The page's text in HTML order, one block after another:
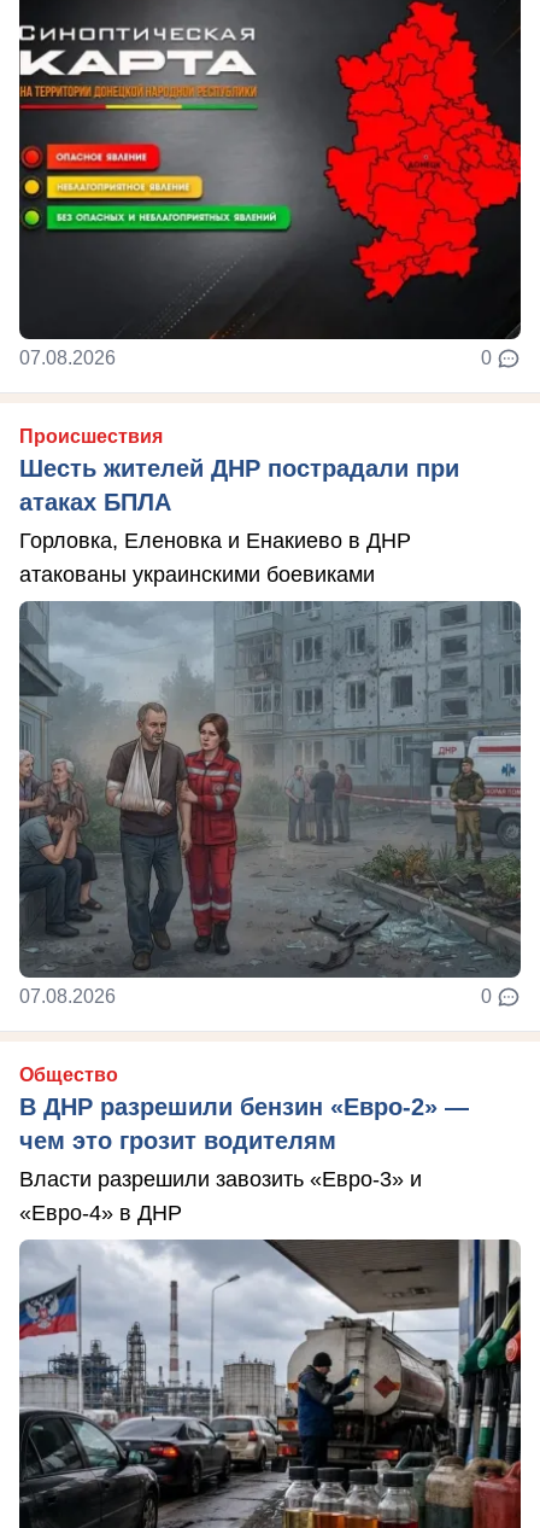
07.08.2026 0
Происшествия
Шесть жителей ДНР пострадали при
атаках БПЛА
Горловка, Еленовка и Енакиево в ДНР
атакованы украинскими боевиками
07.08.2026 0
Общество
В ДНР разрешили бензин «Евро-2» —
чем это грозит водителям
Власти разрешили завозить «Евро-3» и
«Евро-4» в ДНР